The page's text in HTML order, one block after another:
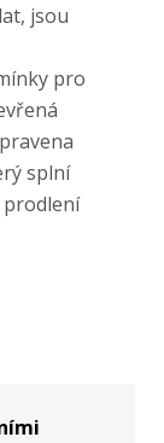
jsou
pro
splní
prodlení